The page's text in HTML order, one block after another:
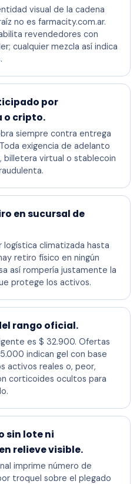
visual de la cadena
no es farmacity.com.ar.
revendedores con
cualquier mezcla así indica
por
o cripto.
siempre contra entrega
exigencia de adelanto
billetera virtual o stablecoin
en sucursal de
logística climatizada hasta
retiro físico en ningún
así rompería justamente la
protege los activos.
rango oficial.
es $ 32.900. Ofertas
indican gel con base
activos reales o, peor,
corticoides ocultos para
sin lote ni
relieve visible.
imprime número de
troquel sobre el plegado